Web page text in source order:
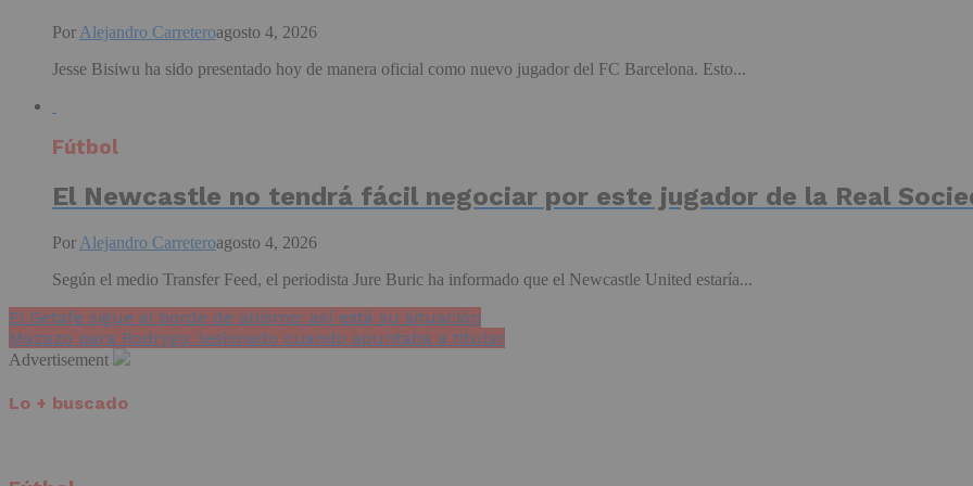
Por Alejandro Carreteroagosto 4, 2026
Jesse Bisiwu ha sido presentado hoy de manera oficial como nuevo jugador del FC Barcelona. Esto...
Fútbol
El Newcastle no tendrá fácil negociar por este jugador de la Real
Por Alejandro Carreteroagosto 4, 2026
Según el medio Transfer Feed, el periodista Jure Buric ha informado que el Newcastle United estaría...
El Getafe sigue al borde de abismo: así está su situación
Mazazo para Rodrygo: lesionado cuando apuntaba a titular
Advertisement
Lo + buscado